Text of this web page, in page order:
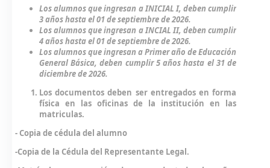
Los alumnos que ingresan a INICIAL I, deben cumplir
3 años hasta el 01 de septiembre de 2026.
Los alumnos que ingresan a INCIAL II, deben cumplir
4 años hasta el 01 de septiembre de 2026.
Los alumnos que ingresan a Primer año de Educación
General Básica, deben cumplir 5 años hasta el 31 de
diciembre de 2026.
Los documentos deben ser entregados en forma
física en las oficinas de la institución en las
matriculas.
- Copia de cédula del alumno
-Copia de la Cédula del Representante Legal.